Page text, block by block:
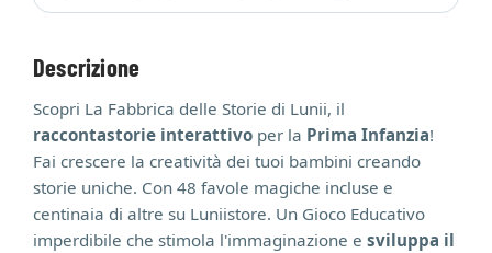
Descrizione
Scopri La Fabbrica delle Storie di Lunii, il
raccontastorie interattivo per la Prima Infanzia!
Fai crescere la creatività dei tuoi bambini creando
storie uniche. Con 48 favole magiche incluse e
centinaia di altre su Luniistore. Un Gioco Educativo
imperdibile che stimola l'immaginazione e sviluppa il